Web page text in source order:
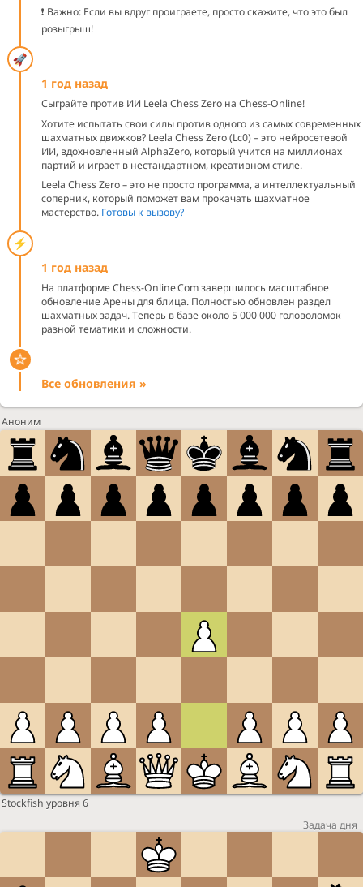
Аноним
Stockfish уровня 6
Задача дня
❗ Важно: Если вы вдруг проиграете, просто скажите, что это был
розыгрыш!
1 год назад
Сыграйте против ИИ Leela Chess Zero на Chess-Online!
Хотите испытать свои силы против одного из самых современных
шахматных движков? Leela Chess Zero (Lc0) – это нейросетевой
ИИ, вдохновленный AlphaZero, который учится на миллионах
партий и играет в нестандартном, креативном стиле.
Leela Chess Zero – это не просто программа, а интеллектуальный
соперник, который поможет вам прокачать шахматное
мастерство. Готовы к вызову?
1 год назад
На платформе Chess-Online.Com завершилось масштабное
обновление Арены для блица. Полностью обновлен раздел
шахматных задач. Теперь в базе около 5 000 000 головоломок
разной тематики и сложности.
Все обновления »